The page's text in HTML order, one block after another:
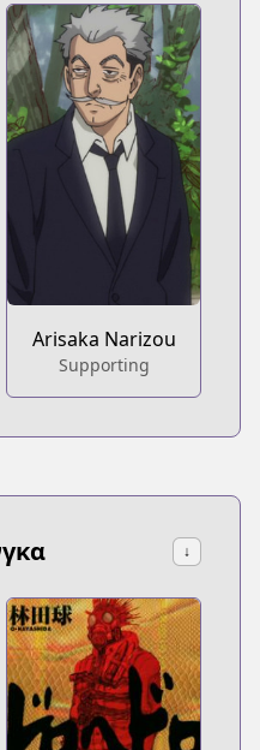
Arisaka Narizou
Supporting
↓